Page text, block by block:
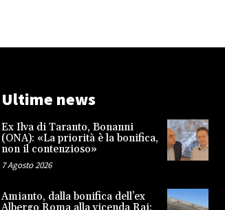
Ultime news
Ex Ilva di Taranto, Bonanni
(ONA): «La priorità è la bonifica,
non il contenzioso»
7 Agosto 2026
Amianto, dalla bonifica dell’ex